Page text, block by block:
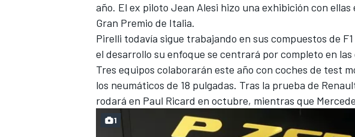
año. El ex piloto Jean Alesi hizo una exhibición con
Gran Premio de Italia.
Pirelli todavía sigue trabajando en sus compuestos de
el desarrollo su enfoque se centrará por completo en las
Tres equipos colaborarán este año con coches de test
los neumáticos de 18 pulgadas. Tras la prueba de
rodará en Paul Ricard en octubre, mientras que
1